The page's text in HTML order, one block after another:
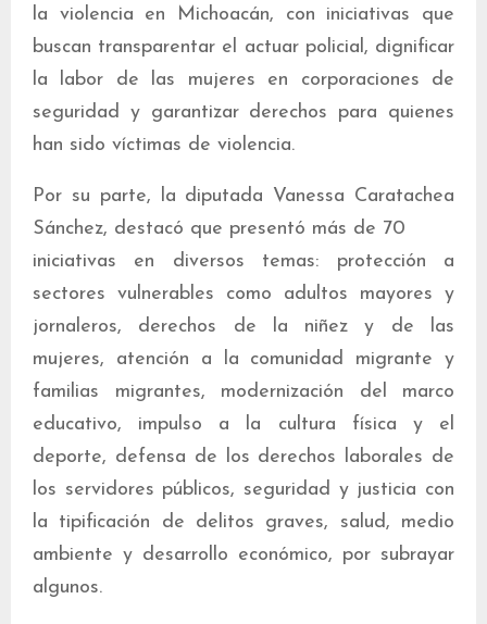
la violencia en Michoacán, con iniciativas que
buscan transparentar el actuar policial, dignificar
la labor de las mujeres en corporaciones de
seguridad y garantizar derechos para quienes
han sido víctimas de violencia.
Por su parte, la diputada Vanessa Caratachea
Sánchez, destacó que presentó más de 70
iniciativas en diversos temas: protección a
sectores vulnerables como adultos mayores y
jornaleros, derechos de la niñez y de las
mujeres, atención a la comunidad migrante y
familias migrantes, modernización del marco
educativo, impulso a la cultura física y el
deporte, defensa de los derechos laborales de
los servidores públicos, seguridad y justicia con
la tipificación de delitos graves, salud, medio
ambiente y desarrollo económico, por subrayar
algunos.